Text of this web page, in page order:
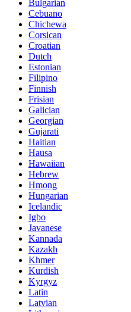
Bulgarian
Cebuano
Chichewa
Corsican
Croatian
Dutch
Estonian
Filipino
Finnish
Frisian
Galician
Georgian
Gujarati
Haitian
Hausa
Hawaiian
Hebrew
Hmong
Hungarian
Icelandic
Igbo
Javanese
Kannada
Kazakh
Khmer
Kurdish
Kyrgyz
Latin
Latvian